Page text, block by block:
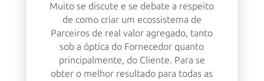
Muito se discute e se debate a respeito
de como criar um ecossistema de
Parceiros de real valor agregado, tanto
sob a óptica do Fornecedor quanto
principalmente, do Cliente. Para se
obter o melhor resultado para todas as